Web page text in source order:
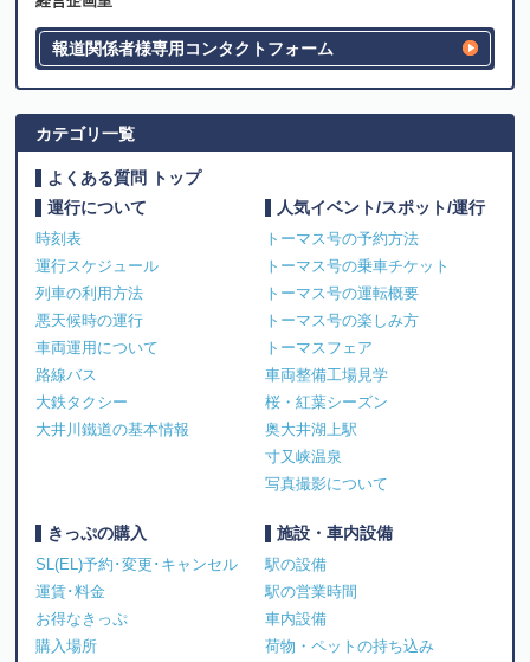
報道関係者様専用コンタクトフォーム
カテゴリ一覧
よくある質問 トップ
運行について
時刻表
運行スケジュール
列車の利用方法
悪天候時の運行
車両運用について
路線バス
大鉄タクシー
大井川鐵道の基本情報
人気イベント/スポット/運行
トーマス号の予約方法
トーマス号の乗車チケット
トーマス号の運転概要
トーマス号の楽しみ方
トーマスフェア
車両整備工場見学
桜・紅葉シーズン
奥大井湖上駅
寸又峡温泉
写真撮影について
きっぷの購入
SL(EL)予約･変更･キャンセル
運賃･料金
お得なきっぷ
購入場所
施設・車内設備
駅の設備
駅の営業時間
車内設備
荷物・ペットの持ち込み